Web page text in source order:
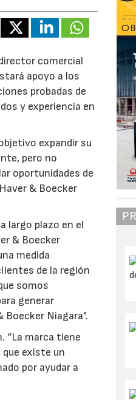
comercial
apoyo a los
probadas de
y experiencia en
expandir su
pero no
oportunidades de
& Boecker
largo plazo en el
& Boecker
medida
de la región
somos
generar
Boecker Niagara".
“La marca tiene
existe un
por ayudar a